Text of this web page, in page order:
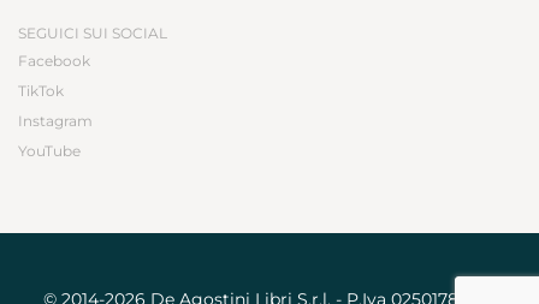
SEGUICI SUI SOCIAL
Facebook
TikTok
Instagram
YouTube
© 2014-2026 De Agostini Libri S.r.l. - P.Iva 02501780031